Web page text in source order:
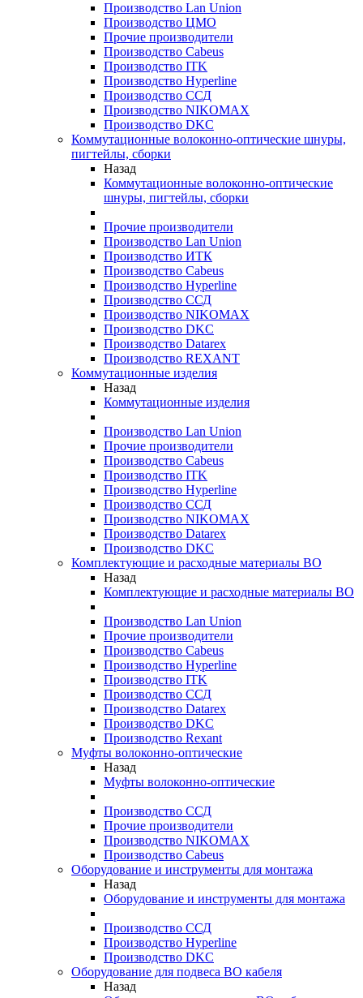
Производство Lan Union
Производство ЦМО
Прочие производители
Производство Cabeus
Производство ITK
Производство Hyperline
Производство ССД
Производство NIKOMAX
Производство DKC
Коммутационные волоконно-оптические шнуры,
пигтейлы, сборки
Назад
Коммутационные волоконно-оптические
шнуры, пигтейлы, сборки
Прочие производители
Производство Lan Union
Производство ИТК
Производство Cabeus
Производство Hyperline
Производство ССД
Производство NIKOMAX
Производство DKC
Производство Datarex
Производство REXANT
Коммутационные изделия
Назад
Коммутационные изделия
Производство Lan Union
Прочие производители
Производство Cabeus
Производство ITK
Производство Hyperline
Производство ССД
Производство NIKOMAX
Производство Datarex
Производство DKC
Комплектующие и расходные материалы ВО
Назад
Комплектующие и расходные материалы ВО
Производство Lan Union
Прочие производители
Производство Cabeus
Производство Hyperline
Производство ITK
Производство ССД
Производство Datarex
Производство DKC
Производство Rexant
Муфты волоконно-оптические
Назад
Муфты волоконно-оптические
Производство ССД
Прочие производители
Производство NIKOMAX
Производство Cabeus
Оборудование и инструменты для монтажа
Назад
Оборудование и инструменты для монтажа
Производство ССД
Производство Hyperline
Производство DKC
Оборудование для подвеса ВО кабеля
Назад